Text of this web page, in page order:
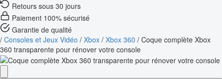
Retours sous 30 jours
Paiement 100% sécurisé
Garantie de qualité
/ Consoles et Jeux Vidéo / Xbox / Xbox 360 / Coque complète Xbox
360 transparente pour rénover votre console